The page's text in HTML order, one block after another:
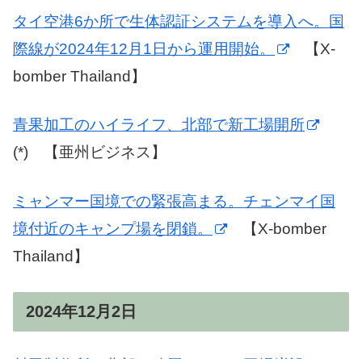
タイ空港6か所で生体認証システムを導入へ。国
際線が2024年12月1日から運用開始。
【X-
bomber Thailand】
青果加工のハイライフ、北部で新工場開所
(*) 【亜州ビジネス】
ミャンマー国境での緊張高まる。チェンマイ国
境付近のキャンプ場を閉鎖。
【X-bomber
Thailand】
2024年12月2日